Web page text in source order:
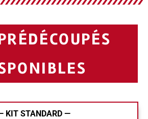
KIT STANDARD —